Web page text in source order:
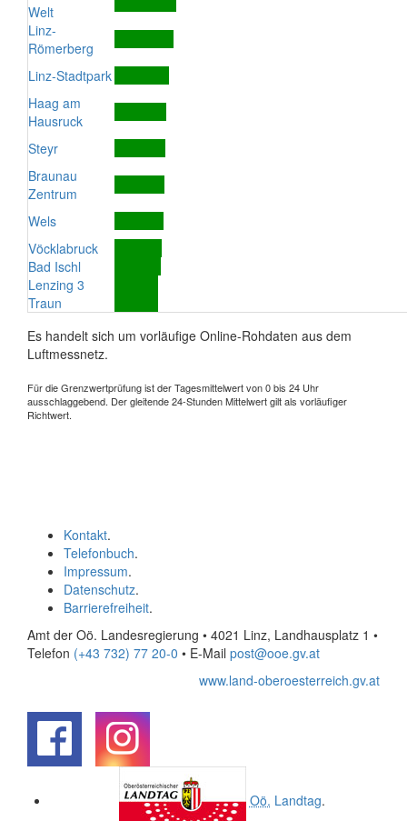
Welt
Linz-
Römerberg
Linz-Stadtpark
Haag am
Hausruck
Steyr
Braunau
Zentrum
Wels
Vöcklabruck
Bad Ischl
Lenzing 3
Traun
Es handelt sich um vorläufige Online-Rohdaten aus dem
Luftmessnetz.
Für die Grenzwertprüfung ist der Tagesmittelwert von 0 bis 24 Uhr
ausschlaggebend. Der gleitende 24-Stunden Mittelwert gilt als vorläufiger
Richtwert.
Kontakt.
Telefonbuch.
Impressum.
Datenschutz.
Barrierefreiheit.
Amt der Oö. Landesregierung • 4021 Linz, Landhausplatz 1 •
Telefon (+43 732) 77 20-0 • E-Mail post@ooe.gv.at
www.land-oberoesterreich.gv.at
Oö. Landtag.